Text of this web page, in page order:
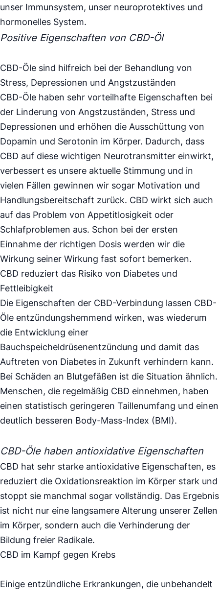
unser Immunsystem, unser neuroprotektives und
hormonelles System.
Positive Eigenschaften von CBD-Öl
CBD-Öle sind hilfreich bei der Behandlung von
Stress, Depressionen und Angstzuständen
CBD-Öle haben sehr vorteilhafte Eigenschaften bei
der Linderung von Angstzuständen, Stress und
Depressionen und erhöhen die Ausschüttung von
Dopamin und Serotonin im Körper. Dadurch, dass
CBD auf diese wichtigen Neurotransmitter einwirkt,
verbessert es unsere aktuelle Stimmung und in
vielen Fällen gewinnen wir sogar Motivation und
Handlungsbereitschaft zurück. CBD wirkt sich auch
auf das Problem von Appetitlosigkeit oder
Schlafproblemen aus. Schon bei der ersten
Einnahme der richtigen Dosis werden wir die
Wirkung seiner Wirkung fast sofort bemerken.
CBD reduziert das Risiko von Diabetes und
Fettleibigkeit
Die Eigenschaften der CBD-Verbindung lassen CBD-
Öle entzündungshemmend wirken, was wiederum
die Entwicklung einer
Bauchspeicheldrüsenentzündung und damit das
Auftreten von Diabetes in Zukunft verhindern kann.
Bei Schäden an Blutgefäßen ist die Situation ähnlich.
Menschen, die regelmäßig CBD einnehmen, haben
einen statistisch geringeren Taillenumfang und einen
deutlich besseren Body-Mass-Index (BMI).
CBD-Öle haben antioxidative Eigenschaften
CBD hat sehr starke antioxidative Eigenschaften, es
reduziert die Oxidationsreaktion im Körper stark und
stoppt sie manchmal sogar vollständig. Das Ergebnis
ist nicht nur eine langsamere Alterung unserer Zellen
im Körper, sondern auch die Verhinderung der
Bildung freier Radikale.
CBD im Kampf gegen Krebs
Einige entzündliche Erkrankungen, die unbehandelt